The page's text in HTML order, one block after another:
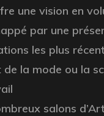
une vision en
par une
les plus
la mode ou la
salons